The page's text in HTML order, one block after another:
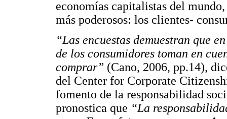
economías capitalistas del
más poderosos: los clientes-
“Las encuestas demuestran que
de los consumidores toman en
comprar” (Cano, 2006, pp.14),
del Center for Corporate
fomento de la responsabilidad
pronostica que “La